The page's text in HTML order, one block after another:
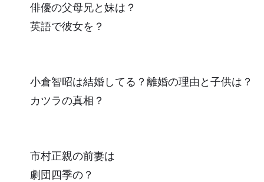
俳優の父母兄と妹は？
英語で彼女を？
小倉智昭は結婚してる？離婚の理由と子供は？
カツラの真相？
市村正親の前妻は
劇団四季の？